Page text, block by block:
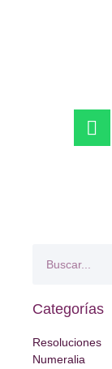
Categorías
Resoluciones
Numeralia